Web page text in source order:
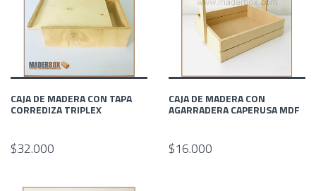
CAJA DE MADERA CON TAPA
CORREDIZA TRIPLEX
$32.000
CAJA DE MADERA CON
AGARRADERA CAPERUSA MDF
$16.000